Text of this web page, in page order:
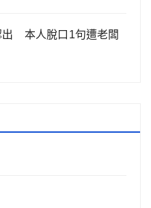
出 本人脫口1句遭老闆